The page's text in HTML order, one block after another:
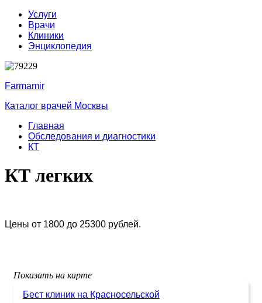
Услуги
Врачи
Клиники
Энциклопедия
Farmamir
Каталог врачей Москвы
Главная
Обследования и диагностики
КТ
КТ легких
Цены от 1800 до 25300 рублей.
Показать на карте
Бест клиник на Красносельской